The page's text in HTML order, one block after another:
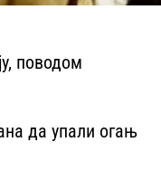
поводом
да упали огањ